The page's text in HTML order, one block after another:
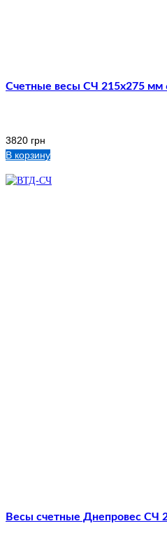
Счетные весы СЧ 215х275 мм
3820 грн
В корзину
Весы счетные Днепровес СЧ